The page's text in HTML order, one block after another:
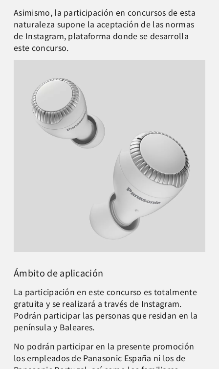
Asimismo, la participación en concursos de esta
naturaleza supone la aceptación de las normas
de Instagram, plataforma donde se desarrolla
este concurso.
Ámbito de aplicación
La participación en este concurso es totalmente
gratuita y se realizará a través de Instagram.
Podrán participar las personas que residan en la
península y Baleares.
No podrán participar en la presente promoción
los empleados de Panasonic España ni los de